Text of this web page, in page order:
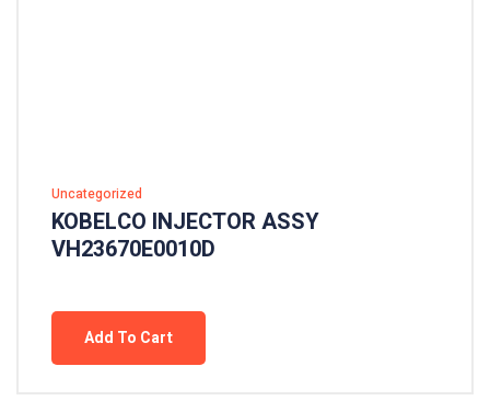
Uncategorized
KOBELCO INJECTOR ASSY
VH23670E0010D
Add To Cart